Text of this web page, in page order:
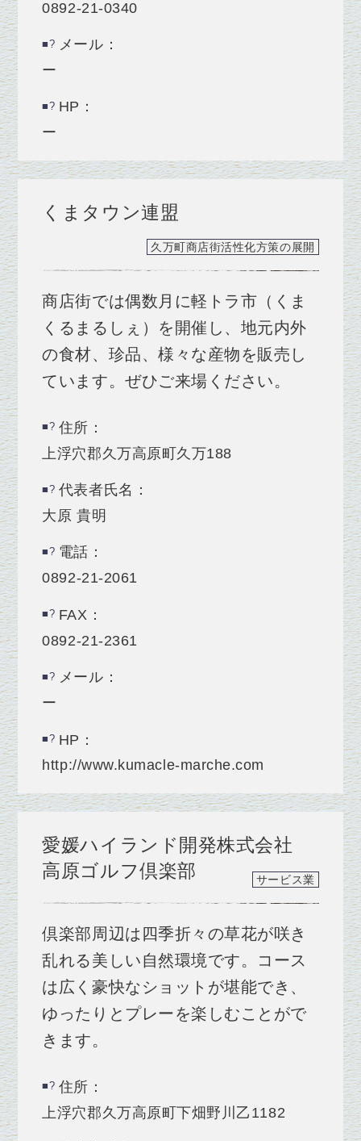
0892-21-0340
メール：
ー
HP：
ー
くまタウン連盟
久万町商店街活性化方策の展開
商店街では偶数月に軽トラ市（くま
くるまるしぇ）を開催し、地元内外
の食材、珍品、様々な産物を販売し
ています。ぜひご来場ください。
住所：
上浮穴郡久万高原町久万188
代表者氏名：
大原 貴明
電話：
0892-21-2061
FAX：
0892-21-2361
メール：
ー
HP：
http://www.kumacle-marche.com
愛媛ハイランド開発株式会社
高原ゴルフ倶楽部
サービス業
倶楽部周辺は四季折々の草花が咲き
乱れる美しい自然環境です。コース
は広く豪快なショットが堪能でき、
ゆったりとプレーを楽しむことがで
きます。
住所：
上浮穴郡久万高原町下畑野川乙1182